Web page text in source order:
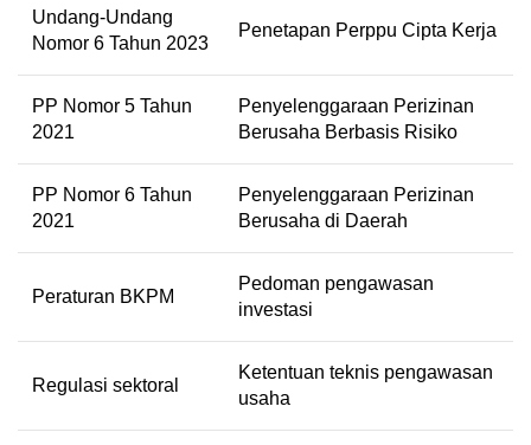
Undang-Undang
Nomor 6 Tahun 2023
Penetapan Perppu Cipta Kerja
PP Nomor 5 Tahun
2021
Penyelenggaraan Perizinan
Berusaha Berbasis Risiko
PP Nomor 6 Tahun
2021
Penyelenggaraan Perizinan
Berusaha di Daerah
Peraturan BKPM
Pedoman pengawasan
investasi
Regulasi sektoral
Ketentuan teknis pengawasan
usaha